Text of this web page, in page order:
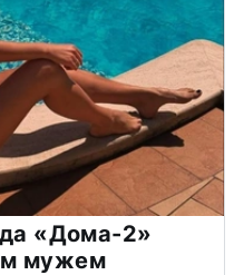
«Дома-2»
мужем